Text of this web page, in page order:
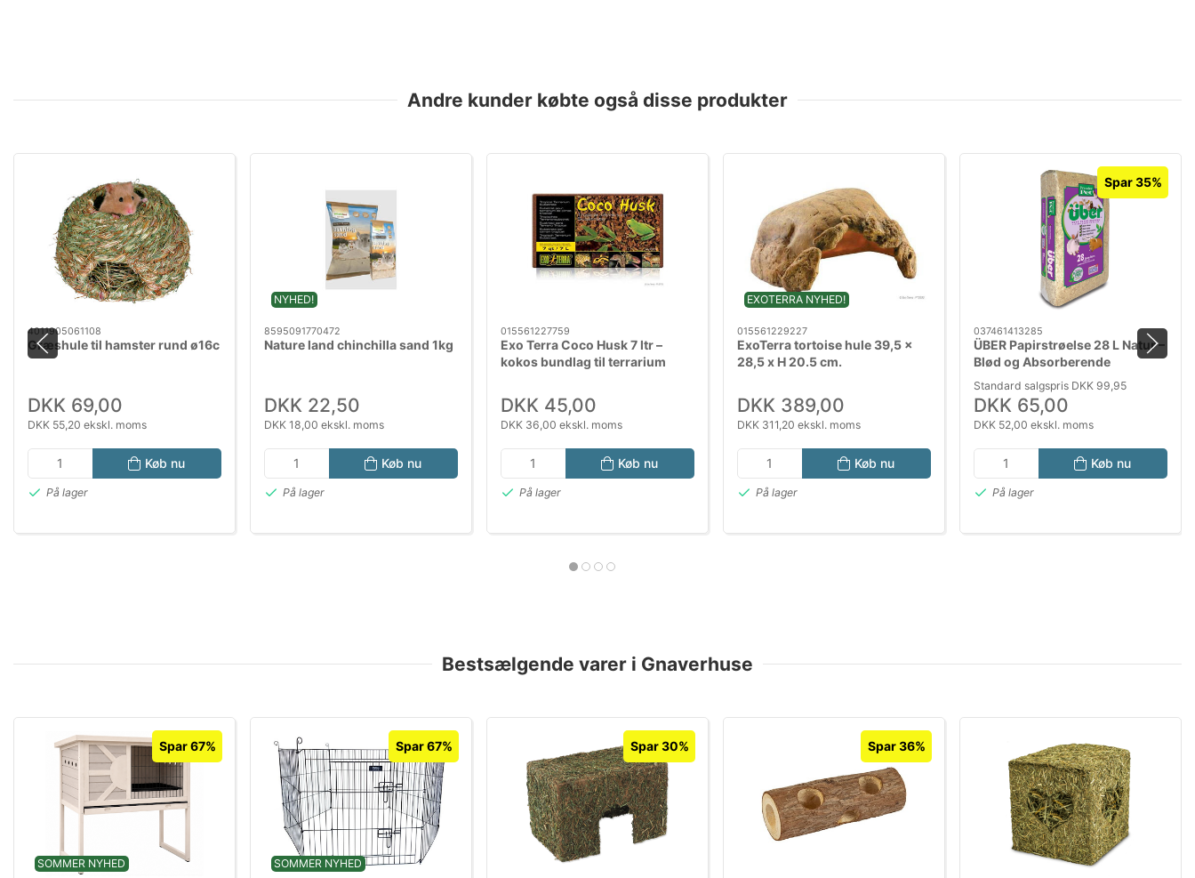
Andre kunder købte også disse produkter
4011905061108
Græshule til hamster rund ø16c
DKK 69,00
DKK 55,20 ekskl. moms
Køb nu
På lager
NYHED!
8595091770472
Nature land chinchilla sand 1kg
DKK 22,50
DKK 18,00 ekskl. moms
Køb nu
På lager
015561227759
Exo Terra Coco Husk 7 ltr –
kokos bundlag til terrarium
DKK 45,00
DKK 36,00 ekskl. moms
Køb nu
På lager
EXOTERRA NYHED!
015561229227
ExoTerra tortoise hule 39,5 x
28,5 x H 20.5 cm.
DKK 389,00
DKK 311,20 ekskl. moms
Køb nu
På lager
Spar 35%
037461413285
ÜBER Papirstrøelse 28 L Natur –
Blød og Absorberende
Bundstrøelse til Smådyr
Standard salgspris DKK 99,95
DKK 65,00
DKK 52,00 ekskl. moms
Køb nu
På lager
Bestsælgende varer i Gnaverhuse
SOMMER NYHED
Spar 67%
SOMMER NYHED
Spar 67% Spar 30% Spar 36%